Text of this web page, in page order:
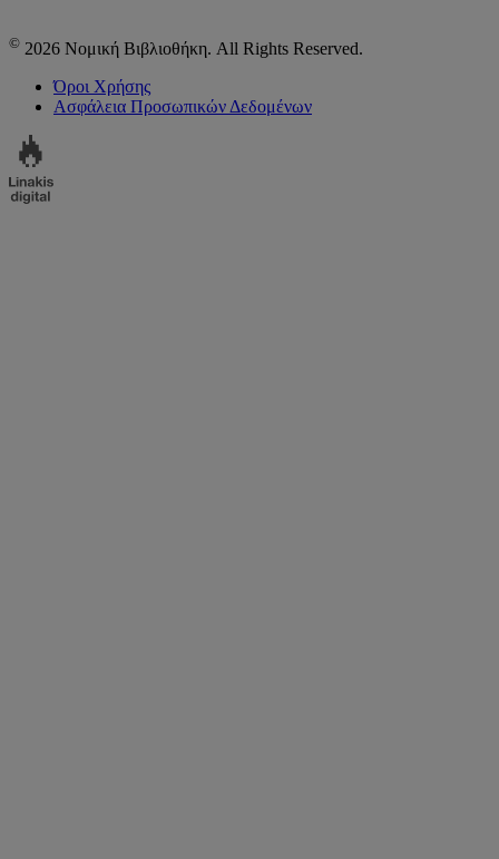
© 2026 Νομική Βιβλιοθήκη. All Rights Reserved.
Όροι Χρήσης
Ασφάλεια Προσωπικών Δεδομένων